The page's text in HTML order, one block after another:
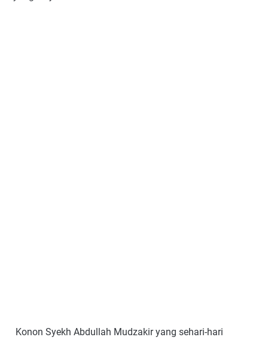
Konon Syekh Abdullah Mudzakir yang sehari-hari